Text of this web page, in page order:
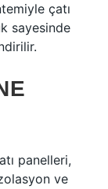
çatı
sayesinde
panelleri,
ve